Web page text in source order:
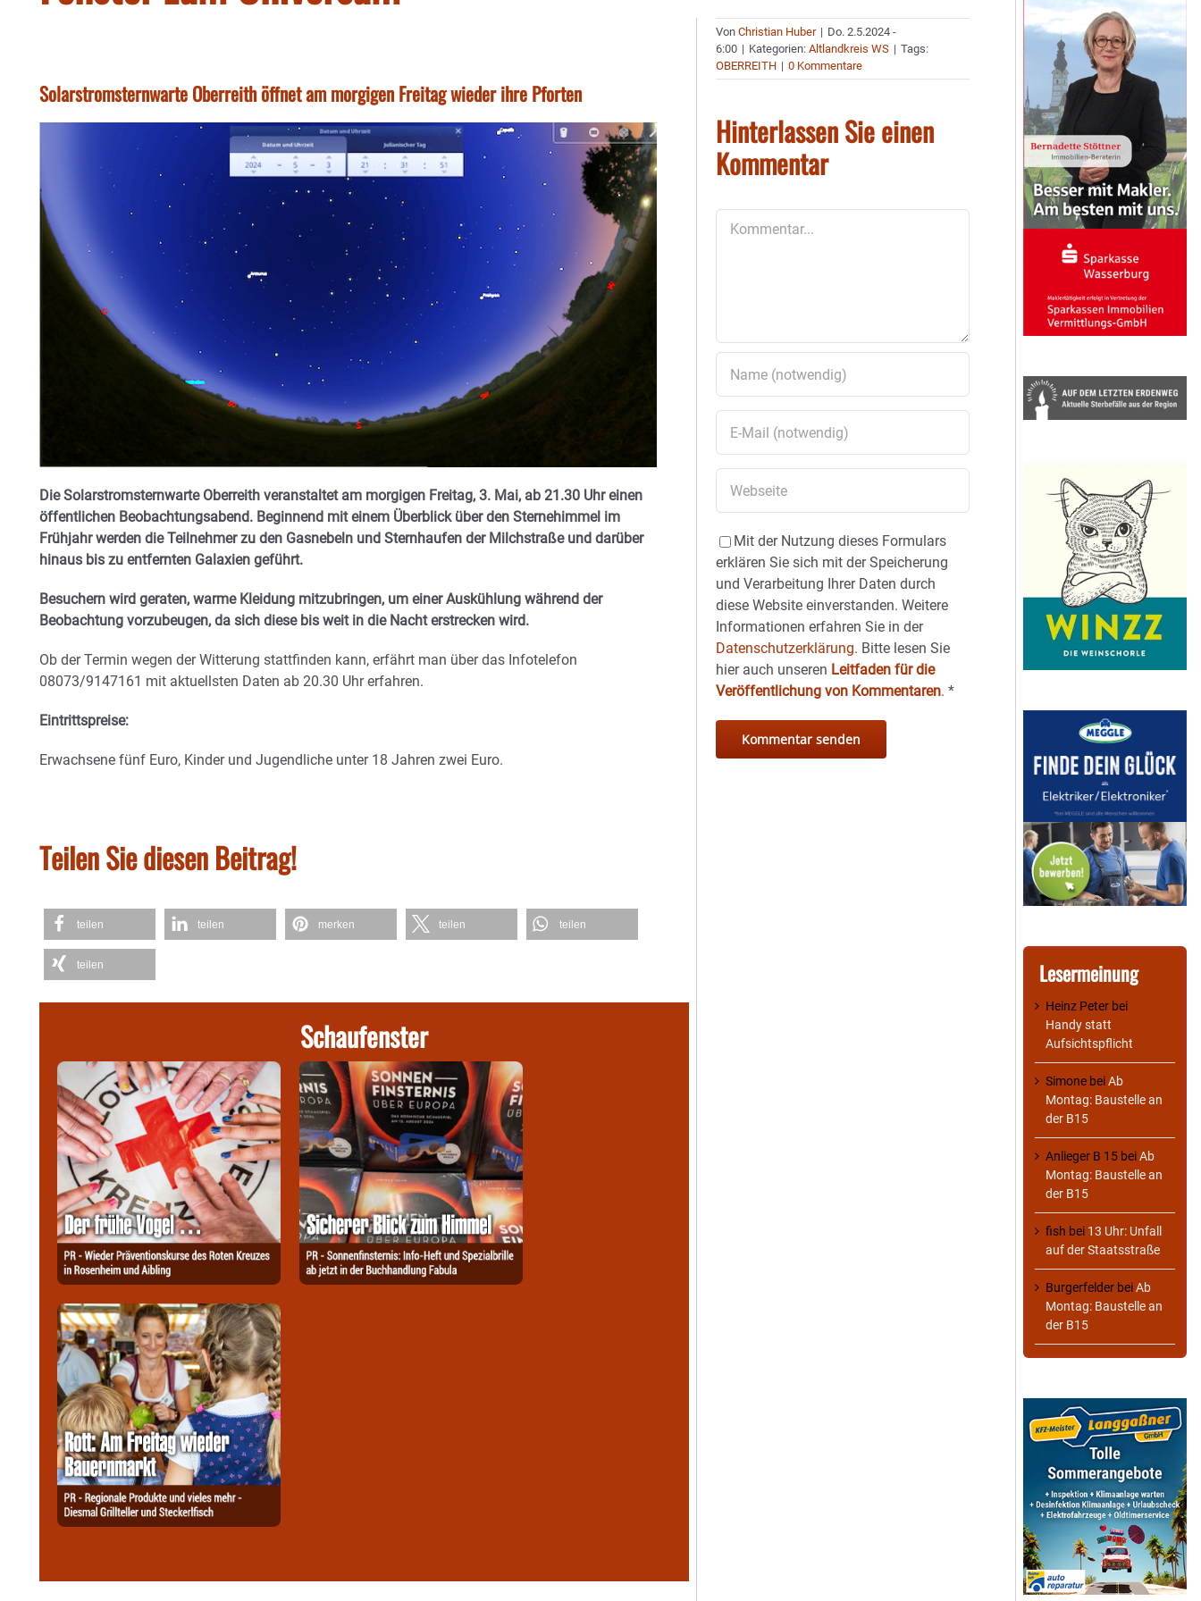
Solarstromsternwarte Oberreith öffnet am morgigen Freitag wieder ihre Pforten
Die Solarstromsternwarte Oberreith veranstaltet am morgigen Freitag, 3. Mai, ab 21.30 Uhr einen
öffentlichen Beobachtungsabend. Beginnend mit einem Überblick über den Sternehimmel im
Frühjahr werden die Teilnehmer zu den Gasnebeln und Sternhaufen der Milchstraße und darüber
hinaus bis zu entfernten Galaxien geführt.
Besuchern wird geraten, warme Kleidung mitzubringen, um einer Auskühlung während der
Beobachtung vorzubeugen, da sich diese bis weit in die Nacht erstrecken wird.
Ob der Termin wegen der Witterung stattfinden kann, erfährt man über das Infotelefon
08073/9147161 mit aktuellsten Daten ab 20.30 Uhr erfahren.
Eintrittspreise:
Erwachsene fünf Euro, Kinder und Jugendliche unter 18 Jahren zwei Euro.
Teilen Sie diesen Beitrag!
teilen teilen merken teilen teilen
teilen
Schaufenster
VonChristian Huber | Do. 2.5.2024 -
6:00 | Kategorien:Altlandkreis WS | Tags:
OBERREITH | 0 Kommentare
Hinterlassen Sie einen
Kommentar
Mit der Nutzung dieses Formulars
erklären Sie sich mit der Speicherung
und Verarbeitung Ihrer Daten durch
diese Website einverstanden. Weitere
Informationen erfahren Sie in der
Datenschutzerklärung. Bitte lesen Sie
hier auch unseren Leitfaden für die
Veröffentlichung von Kommentaren.*
Lesermeinung
Heinz Peter bei
Handy statt
Aufsichtspflicht
Simone beiAb
Montag: Baustelle an
der B15
Anlieger B 15 beiAb
Montag: Baustelle an
der B15
fish bei 13 Uhr: Unfall
auf der Staatsstraße
Burgerfelder beiAb
Montag: Baustelle an
der B15